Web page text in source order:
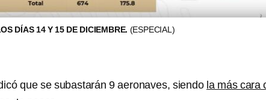
DÍAS 14 Y 15 DE DICIEMBRE. (ESPECIAL)
que se subastarán 9 aeronaves, siendo la más cara